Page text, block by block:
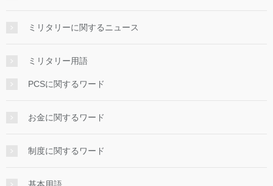
ミリタリーに関するニュース
ミリタリー用語
PCSに関するワード
お金に関するワード
制度に関するワード